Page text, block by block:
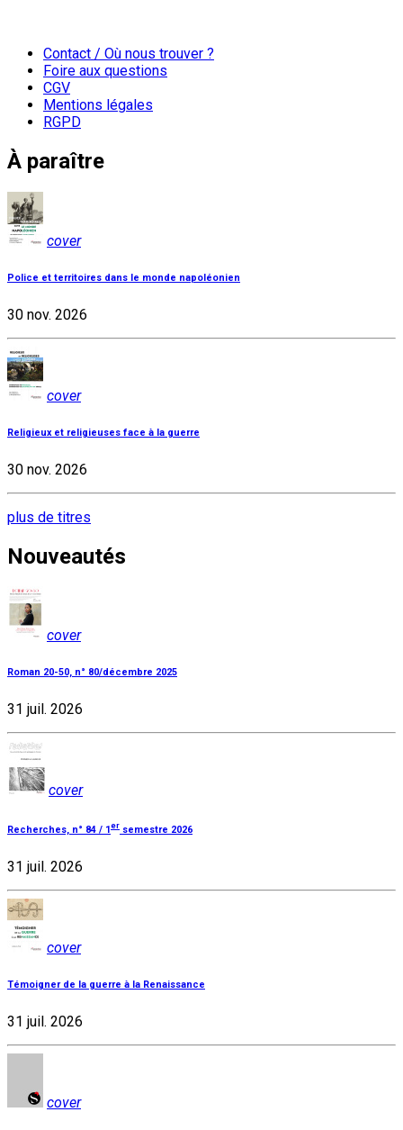
Contact / Où nous trouver ?
Foire aux questions
CGV
Mentions légales
RGPD
À paraître
cover
Police et territoires dans le monde napoléonien
30 nov. 2026
cover
Religieux et religieuses face à la guerre
30 nov. 2026
plus de titres
Nouveautés
cover
Roman 20-50, n° 80/décembre 2025
31 juil. 2026
cover
Recherches, n° 84 / 1er semestre 2026
31 juil. 2026
cover
Témoigner de la guerre à la Renaissance
31 juil. 2026
cover